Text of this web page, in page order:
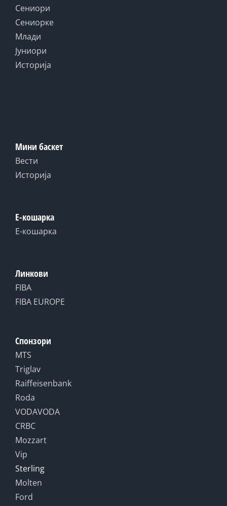
Сениори
Сениорке
Млади
Јуниори
Историја
Мини баскет
Вести
Историја
Е-кошарка
Е-кошарка
Линкови
FIBA
FIBA EUROPE
Спонзори
MTS
Triglav
Raiffeisenbank
Roda
VODAVODA
CRBC
Mozzart
Vip
Sterling
Molten
Ford